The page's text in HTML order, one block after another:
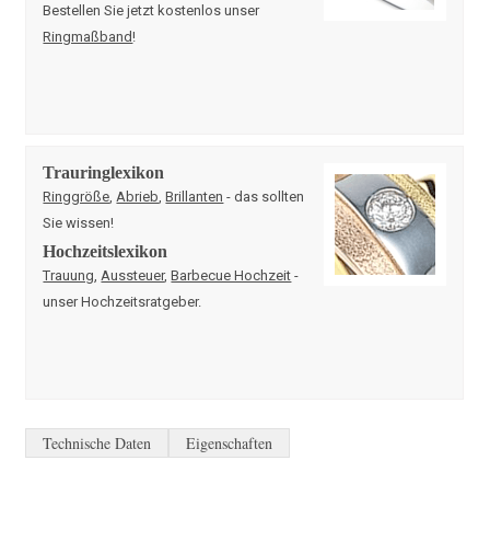
Bestellen Sie jetzt kostenlos unser
Ringmaßband!
Trauringlexikon
Ringgröße Abrieb ,Brillanten - das sollten
Sie wissen!
Hochzeitslexikon
Trauung Aussteuer,Barbecue Hochzeit -
unser Hochzeitsratgeber.
Technische Daten Eigenschaften